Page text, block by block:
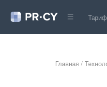
Главная /